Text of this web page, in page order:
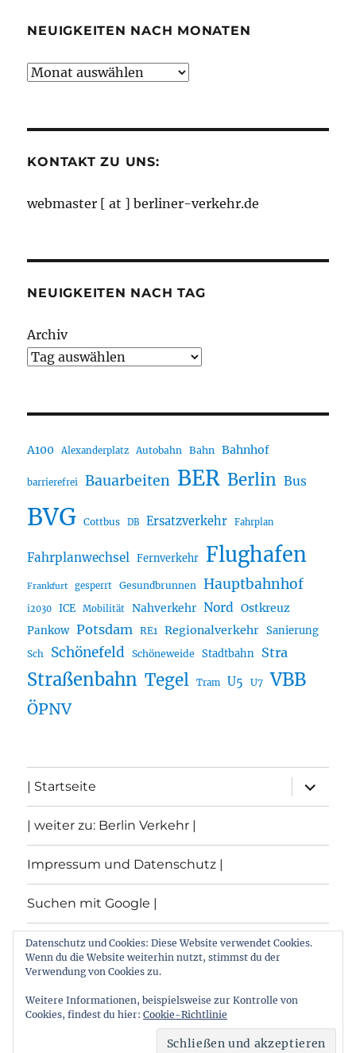
NEUIGKEITEN NACH MONATEN
Neuigkeiten
KONTAKT ZU UNS:
webmaster [ at ] berliner-verkehr.de
NEUIGKEITEN NACH TAG
Archiv
A100 Alexanderplatz Autobahn Bahn Bahnhof
barrierefrei Bauarbeiten BER Berlin Bus
BVG Cottbus DB Ersatzverkehr Fahrplan
Fahrplanwechsel Fernverkehr Flughafen
Frankfurt gesperrt Gesundbrunnen Hauptbahnhof
i2030 ICE Mobilität Nahverkehr Nord Ostkreuz
Pankow Potsdam RE1 Regionalverkehr Sanierung
Sch Schönefeld Schöneweide Stadtbahn Stra
Straßenbahn Tegel Tram U5 U7 VBB
ÖPNV
| Startseite
öffnen
| weiter zu: Berlin Verkehr |
Impressum und Datenschutz |
Suchen mit Google |
Themen
Archiv von: Berlin:Verkehr
Stolz präsentiert von
Datenschutz und Cookies: Diese Website verwendet Cookies.
Wenn du die Website weiterhin nutzt, stimmst du der
Verwendung von Cookies zu.
Weitere Informationen, beispielsweise zur Kontrolle von
Cookies, findest du hier: Cookie-Richtlinie